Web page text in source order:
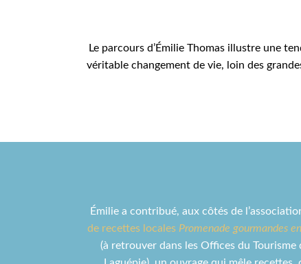
Le parcours d’Émilie Thomas illustre une
véritable changement de vie, loin des
Émilie a contribué, aux côtés de
de recettes locales Promenade gourmandes
(à retrouver dans les Offices du